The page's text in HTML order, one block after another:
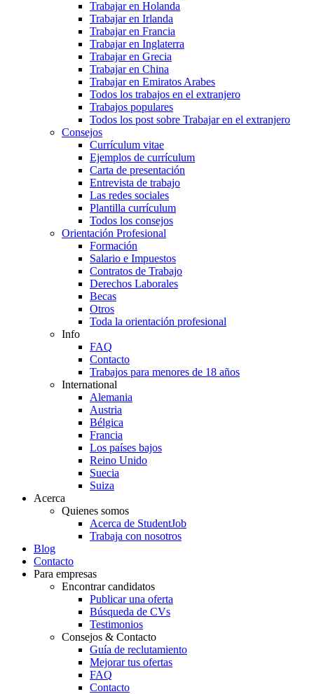
Trabajar en Holanda
Trabajar en Irlanda
Trabajar en Francia
Trabajar en Inglaterra
Trabajar en Grecia
Trabajar en China
Trabajar en Emiratos Arabes
Todos los trabajos en el extranjero
Trabajos populares
Todos los post sobre Trabajar en el extranjero
Consejos
Currículum vitae
Ejemplos de currículum
Carta de presentación
Entrevista de trabajo
Las redes sociales
Plantilla currículum
Todos los consejos
Orientación Profesional
Formación
Salario e Impuestos
Contratos de Trabajo
Derechos Laborales
Becas
Otros
Toda la orientación profesional
Info
FAQ
Contacto
Trabajos para menores de 18 años
International
Alemania
Austria
Bélgica
Francia
Los países bajos
Reino Unido
Suecia
Suiza
Acerca
Quienes somos
Acerca de StudentJob
Trabaja con nosotros
Blog
Contacto
Para empresas
Encontrar candidatos
Publicar una oferta
Búsqueda de CVs
Testimonios
Consejos & Contacto
Guía de reclutamiento
Mejorar tus ofertas
FAQ
Contacto